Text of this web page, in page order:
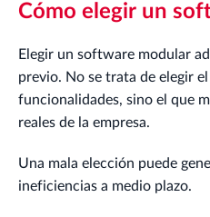
Cómo elegir un
Elegir un software modular
previo. No se trata de elegir
funcionalidades, sino el que
reales de la empresa.
Una mala elección puede
ineficiencias a medio plazo.